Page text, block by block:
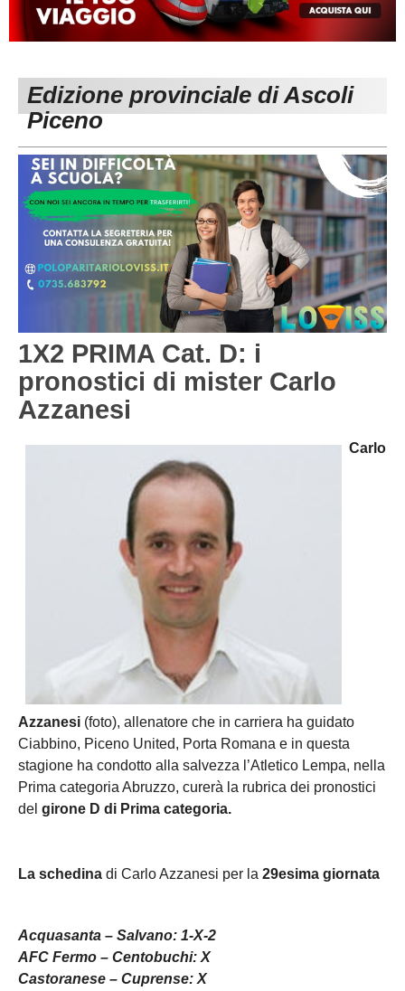
MACERATA
Carica la tua Rosa
ECCELLENZA
1^ CATEGORIA
3^ CATEGORIA
GIOVANILI
REGIONALI
Edizione provinciale di Ascoli
Piceno
1X2 PRIMA Cat. D: i
pronostici di mister Carlo
Azzanesi
Carlo
Azzanesi (foto), allenatore che in carriera ha guidato
Ciabbino, Piceno United, Porta Romana e in questa
stagione ha condotto alla salvezza l’Atletico Lempa, nella
Prima categoria Abruzzo, curerà la rubrica dei pronostici
del girone D di Prima categoria.
La schedina di Carlo Azzanesi per la 29esima giornata
Acquasanta – Salvano: 1-X-2
AFC Fermo – Centobuchi: X
Castoranese – Cuprense: X